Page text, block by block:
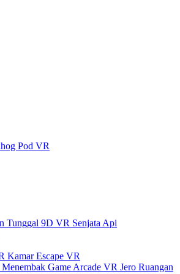
Pod VR
Tunggal 9D VR Senjata Api
Kamar Escape VR
Game Arcade VR Jero Ruangan